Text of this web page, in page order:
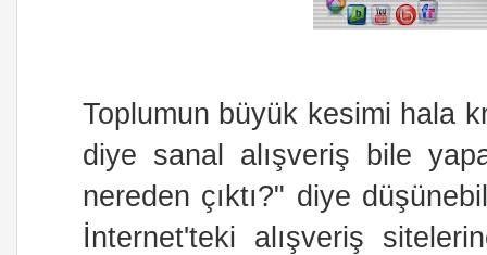
Toplumun büyük kesimi hala
diye sanal alışveriş bile
nereden çıktı?" diye
İnternet'teki alışveriş